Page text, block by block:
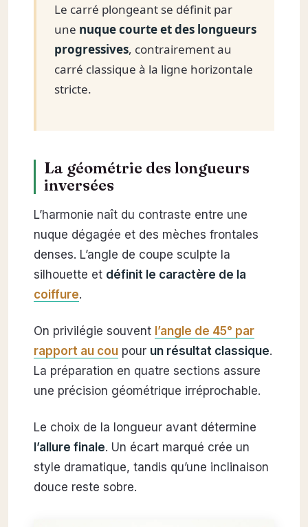
Le carré plongeant se définit par
une nuque courte et des longueurs
progressives, contrairement au
carré classique à la ligne horizontale
stricte.
La géométrie des longueurs
inversées
L’harmonie naît du contraste entre une
nuque dégagée et des mèches frontales
denses. L’angle de coupe sculpte la
silhouette et définit le caractère de la
coiffure.
On privilégie souvent l’angle de 45° par
rapport au coupour un résultat classique.
La préparation en quatre sections assure
une précision géométrique irréprochable.
Le choix de la longueur avant détermine
l’allure finale. Un écart marqué crée un
style dramatique, tandis qu’une inclinaison
douce reste sobre.